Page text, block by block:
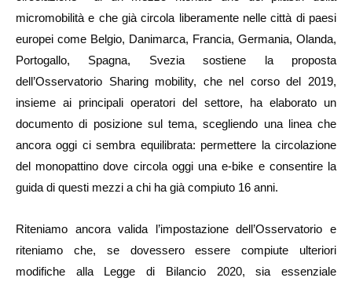
micromobilità e che già circola liberamente nelle città di paesi
europei come Belgio, Danimarca, Francia, Germania, Olanda,
Portogallo, Spagna, Svezia sostiene la proposta
dell’Osservatorio Sharing mobility, che nel corso del 2019,
insieme ai principali operatori del settore, ha elaborato un
documento di posizione sul tema, scegliendo una linea che
ancora oggi ci sembra equilibrata: permettere la circolazione
del monopattino dove circola oggi una e-bike e consentire la
guida di questi mezzi a chi ha già compiuto 16 anni.
Riteniamo ancora valida l’impostazione dell’Osservatorio e
riteniamo che, se dovessero essere compiute ulteriori
modifiche alla Legge di Bilancio 2020, sia essenziale